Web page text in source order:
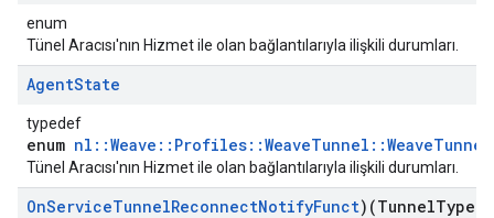
enum
Tünel Aracısı'nın Hizmet ile olan bağlantılarıyla ilişkili durumları.
AgentState
typedef
enum
Tünel Aracısı'nın Hizmet ile olan bağlantılarıyla ilişkili durumları.
OnServiceTunnelReconnectNotifyFunct)(TunnelType